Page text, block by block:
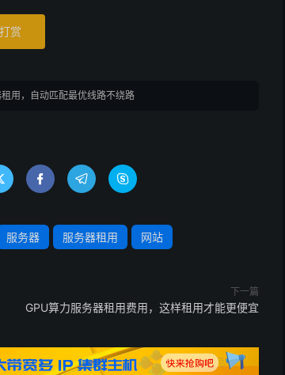
房；做北方业务多，选华北机房，进一步
性，都特别贴合企业需求。BGP云服务
迟低至10-30ms，真正实现“南北互通、全网
扩容，不用浪费成本；还提供7×24小时运
打赏
用，自动匹配最优线路不绕路
  
服务器 服务器租用 网站
下一篇
GPU算力服务器租用费用，这样租用才能更便宜